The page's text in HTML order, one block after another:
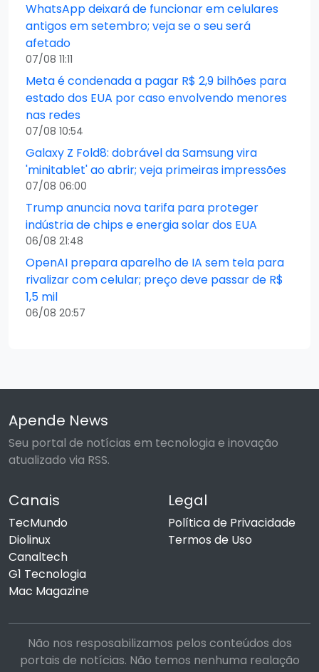
WhatsApp deixará de funcionar em celulares
antigos em setembro; veja se o seu será
afetado
07/08 11:11
Meta é condenada a pagar R$ 2,9 bilhões para
estado dos EUA por caso envolvendo menores
nas redes
07/08 10:54
Galaxy Z Fold8: dobrável da Samsung vira
'minitablet' ao abrir; veja primeiras impressões
07/08 06:00
Trump anuncia nova tarifa para proteger
indústria de chips e energia solar dos EUA
06/08 21:48
OpenAI prepara aparelho de IA sem tela para
rivalizar com celular; preço deve passar de R$
1,5 mil
06/08 20:57
Apende News
Seu portal de notícias em tecnologia e inovação
atualizado via RSS.
Canais
TecMundo
Diolinux
Canaltech
G1 Tecnologia
Mac Magazine
Legal
Política de Privacidade
Termos de Uso
Não nos resposabilizamos pelos conteúdos dos
portais de notícias. Não temos nenhuma realação